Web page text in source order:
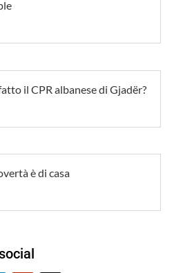
il CPR albanese di Gjadër?
è di casa